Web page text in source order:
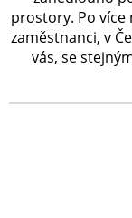
prostory. Po více
zaměstnanci, v
vás, se